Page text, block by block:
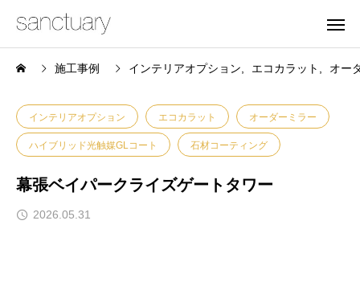
施工事例 インテリアオプション エコカラット オー
インテリアオプション エコカラット オーダーミラー
ハイブリッド光触媒GLコート 石材コーティング
幕張ベイパークライズゲートタワー
2026.05.31